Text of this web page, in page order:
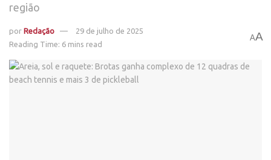
região
por Redação
29 de julho de 2025
Reading Time: 6 mins read
AA